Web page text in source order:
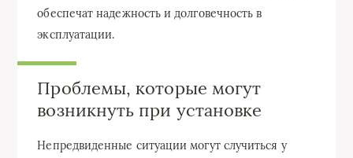
обеспечат надежность и долговечность в
эксплуатации.
Проблемы, которые могут
возникнуть при установке
Непредвиденные ситуации могут случиться у